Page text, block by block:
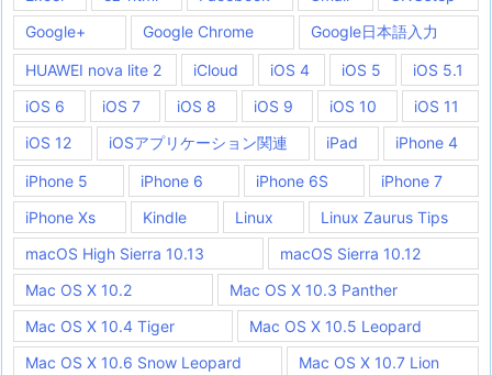
Google+
Google Chrome Google日本語入力
HUAWEI nova lite 2 iCloud iOS 4 iOS 5
iOS 5.1
iOS 6
iOS 7 iOS 8 iOS 9 iOS 10
iOS 11
iOS 12
iOSアプリケーション関連 iPad iPhone 4
iPhone 5 iPhone 6 iPhone 6S
iPhone 7
iPhone Xs
Kindle Linux
Linux Zaurus Tips
macOS High Sierra 10.13
macOS Sierra 10.12
Mac OS X 10.2
Mac OS X 10.3 Panther
Mac OS X 10.4 Tiger
Mac OS X 10.5 Leopard
Mac OS X 10.6 Snow Leopard
Mac OS X 10.7 Lion